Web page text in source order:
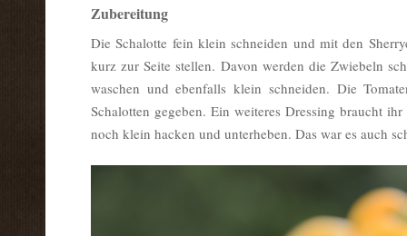
Zubereitung
Die Schalotte fein klein schneiden und mit den
kurz zur Seite stellen. Davon werden die Zwiebeln
waschen und ebenfalls klein schneiden. Die
Schalotten gegeben. Ein weiteres Dressing braucht
noch klein hacken und unterheben. Das war es auch